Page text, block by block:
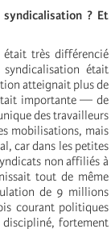
? Et
était très différencié
était
atteignait plus de
importante — de
des travailleurs
mobilisations, mais
car dans les petites
non affiliés à
tout de même
de 9 millions
courant politiques
fortement